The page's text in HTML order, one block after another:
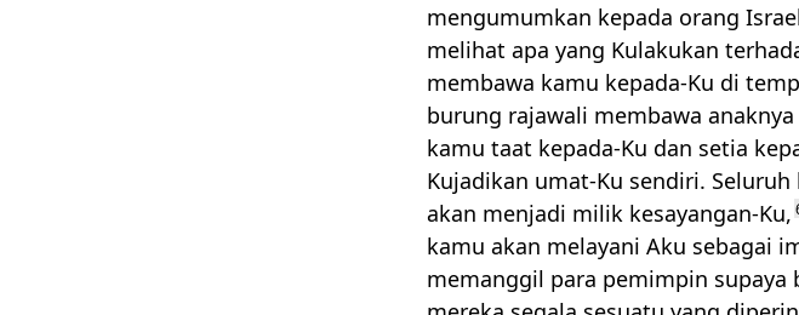
mengumumkan kepada orang
melihat apa yang Kulakukan
membawa kamu kepada-Ku di
burung rajawali membawa
kamu taat kepada-Ku dan setia
Kujadikan umat-Ku sendiri.
akan menjadi milik kesayangan-Ku,
kamu akan melayani Aku sebagai
memanggil para pemimpin